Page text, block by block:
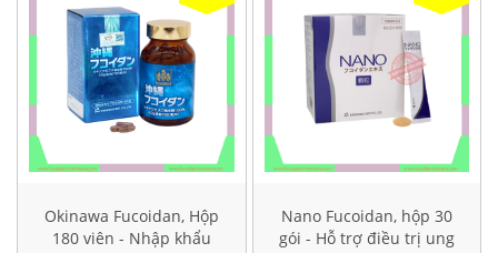
Okinawa Fucoidan, Hộp
180 viên - Nhập khẩu
Nano Fucoidan, hộp 30
gói - Hỗ trợ điều trị ung